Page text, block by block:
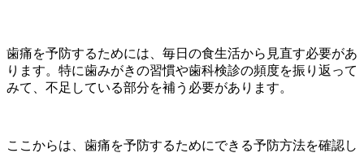
歯痛を予防するためには、毎日の食生活から見直す必要があ
ります。特に歯みがきの習慣や歯科検診の頻度を振り返って
みて、不足している部分を補う必要があります。
ここからは、歯痛を予防するためにできる予防方法を確認し